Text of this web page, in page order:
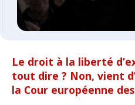
Le droit à la liberté
tout dire ? Non, vient
la Cour européenne